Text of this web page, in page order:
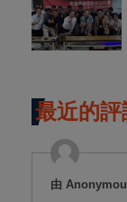
最近的評
由